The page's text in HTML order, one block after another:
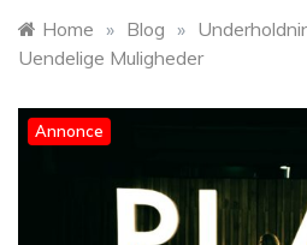
Home » Blog »
Uendelige Muligheder
Annonce